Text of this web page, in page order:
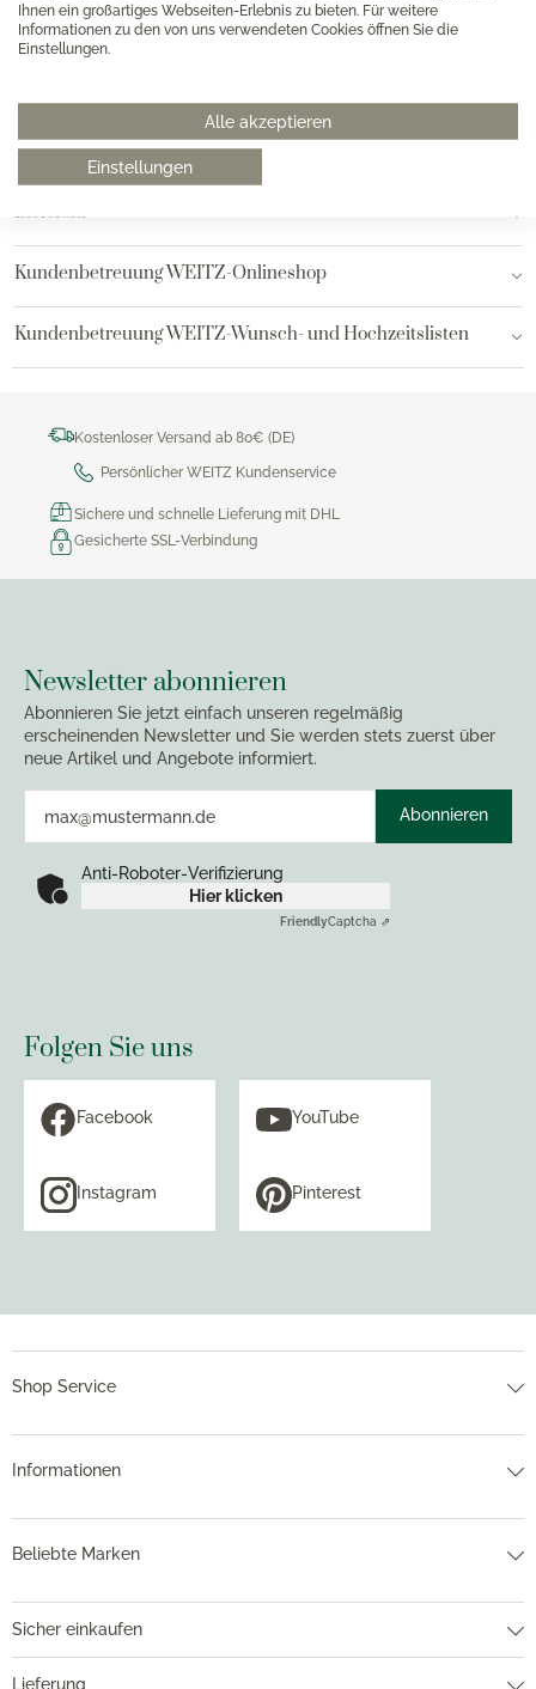
Ihnen ein großartiges Webseiten-Erlebnis zu bieten. Für weitere
Informationen zu den von uns verwendeten Cookies öffnen Sie die
Einstellungen.
Alle akzeptieren
Einstellungen
Hannover
Hamburg AEZ
Bielefeld
Kundenbetreuung WEITZ-Onlineshop
Kundenbetreuung WEITZ-Wunsch- und Hochzeitslisten
Kostenloser Versand ab 80€ (DE)
Persönlicher WEITZ Kundenservice
Sichere und schnelle Lieferung mit DHL
Gesicherte SSL-Verbindung
Newsletter abonnieren
Abonnieren Sie jetzt einfach unseren regelmäßig
erscheinenden Newsletter und Sie werden stets zuerst über
neue Artikel und Angebote informiert.
Abonnieren
Anti-Roboter-Verifizierung
Hier klicken
FriendlyCaptcha ⇗
Folgen Sie uns
Facebook YouTube
Instagram Pinterest
Shop Service
Informationen
Beliebte Marken
Sicher einkaufen
Lieferung